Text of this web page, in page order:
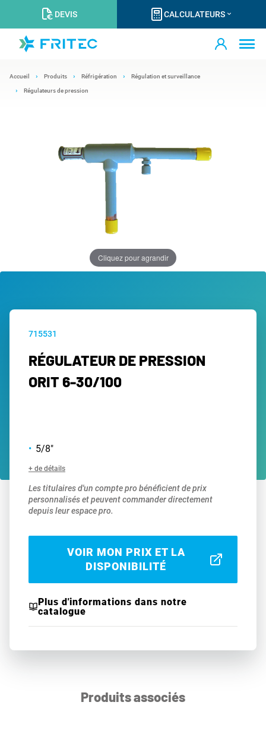
DEVIS CALCULATEURS
Accueil Produits Réfrigération Régulation et surveillance
Régulateurs de pression
Cliquez pour agrandir
715531
RÉGULATEUR DE PRESSION
ORIT 6-30/100
5/8"
+ de détails
Les titulaires d'un compte pro bénéficient de prix
personnalisés et peuvent commander directement
depuis leur espace pro.
VOIR MON PRIX ET LA
DISPONIBILITÉ
Plus d'informations dans notre
catalogue
Produits associés